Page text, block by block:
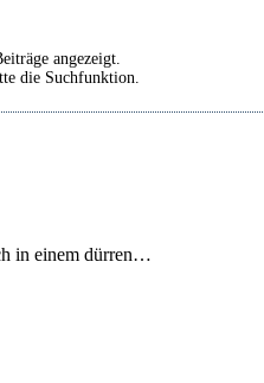
ange­zeigt.
die Such­funk­ti­on.
in einem dür­ren…